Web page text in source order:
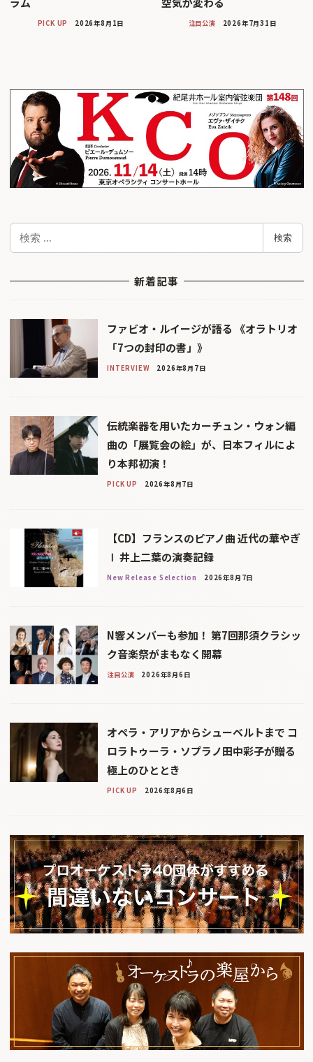
PICK UP 2026年8月1日 注目公演 2026年7月31日
検
検索
新着記事
ファビオ・ルイージが語る 《オラトリオ
「7つの封印の書」》
INTERVIEW 2026年8月7日
伝統楽器を用いたカーチュン・ウォン編
曲の「展覧会の絵」が、日本フィルによ
り本邦初演！
PICK UP 2026年8月7日
【CD】フランスのピアノ曲 近代の華やぎ
Ⅰ 井上二葉の演奏記録
New Release Selection 2026年8月7日
N響メンバーも参加！ 第7回那須クラシッ
ク音楽祭がまもなく開幕
注目公演 2026年8月6日
オペラ・アリアからシューベルトまで コ
ロラトゥーラ・ソプラノ田中彩子が贈る
極上のひととき
PICK UP 2026年8月6日